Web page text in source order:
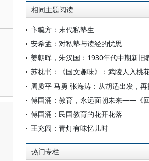
相同主题阅读
卞毓方：末代私塾生
安希孟：对私塾与读经的忧思
苏枕书：《国文趣味》：武陵人入桃
傅国涌：民国教育的花开花落
王充闾：青灯有味忆儿时
热门专栏